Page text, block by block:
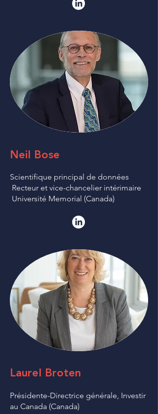
Neil Bose
Scientifique principal de données
Recteur et vice-chancelier intérimaire
Université Memorial ​(Canada)
Laurel Broten
Présidente-Directrice générale, Investir
au Canada (Canada)